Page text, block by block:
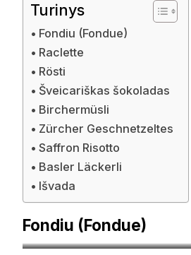
Turinys
Fondiu (Fondue)
Raclette
Rösti
Šveicariškas šokoladas
Birchermüsli
Zürcher Geschnetzeltes
Saffron Risotto
Basler Läckerli
Išvada
Fondiu (Fondue)